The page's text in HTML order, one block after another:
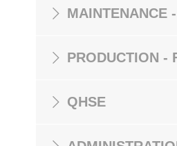
MAINTENANCE
PRODUCTION -
QHSE